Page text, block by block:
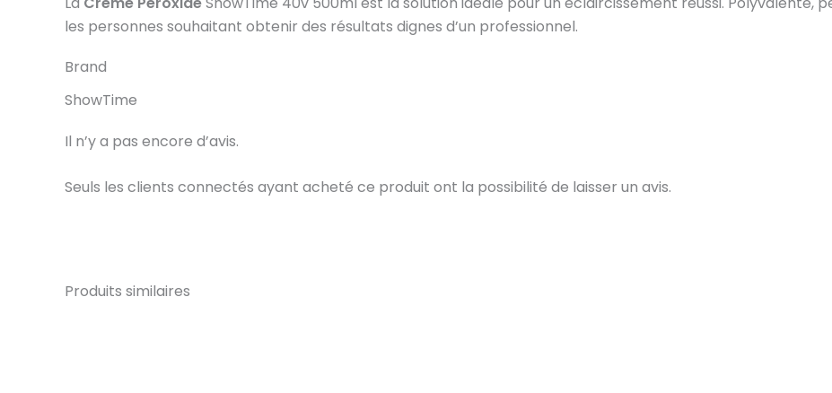
les personnes souhaitant obtenir des résultats dignes d’un professionnel.
Brand
ShowTime
Il n’y a pas encore d’avis.
Seuls les clients connectés ayant acheté ce produit ont la possibilité de laisser un avis.
Produits similaires